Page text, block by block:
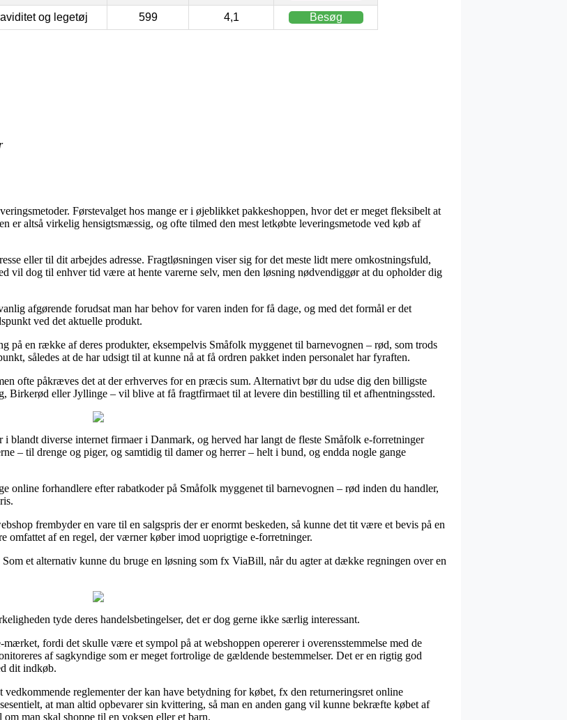
og legetøj 599 4,1 Besøg
Førstevalget hos mange er i øjeblikket pakkeshoppen, hvor det er meget fleksibelt at
er altså virkelig hensigtsmæssig, og ofte tilmed den mest letkøbte leveringsmetode ved køb af
eller til dit arbejdes adresse. Fragtløsningen viser sig for det meste lidt mere omkostningsfuld,
vil dog til enhver tid være at hente varerne selv, men den løsning nødvendiggør at du opholder dig
afgørende forudsat man har behov for varen inden for få dage, og med det formål er det
ved det aktuelle produkt.
på en række af deres produkter, eksempelvis Småfolk myggenet til barnevognen – rød, som trods
således at de har udsigt til at kunne nå at få ordren pakket inden personalet har fyraften.
ofte påkræves det at der erhverves for en præcis sum. Alternativt bør du udse dig den billigste
Birkerød eller Jyllinge – vil blive at få fragtfirmaet til at levere din bestilling til et afhentningssted.
blandt diverse internet firmaer i Danmark, og herved har langt de fleste Småfolk e-forretninger
– til drenge og piger, og samtidig til damer og herrer – helt i bund, og endda nogle gange
forhandlere efter rabatkoder på Småfolk myggenet til barnevognen – rød inden du handler,
frembyder en vare til en salgspris der er enormt beskeden, så kunne det tit være et bevis på en
omfattet af en regel, der værner køber imod uoprigtige e-forretninger.
et alternativ kunne du bruge en løsning som fx ViaBill, når du agter at dække regningen over en
tyde deres handelsbetingelser, det er dog gerne ikke særlig interessant.
fordi det skulle være et sympol på at webshoppen opererer i overensstemmelse med de
af sagkyndige som er meget fortrolige de gældende bestemmelser. Det er en rigtig god
dit indkøb.
reglementer der kan have betydning for købet, fx den returneringsret online
at man altid opbevarer sin kvittering, så man en anden gang vil kunne bekræfte købet af
man skal shoppe til en voksen eller et barn.